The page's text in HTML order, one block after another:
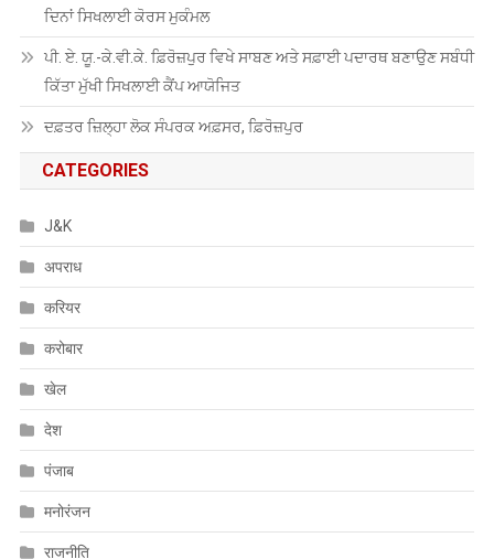
ਦਿਨਾਂ ਸਿਖਲਾਈ ਕੋਰਸ ਮੁਕੰਮਲ
ਪੀ. ਏ. ਯੂ.-ਕੇ.ਵੀ.ਕੇ. ਫ਼ਿਰੋਜ਼ਪੁਰ ਵਿਖੇ ਸਾਬਣ ਅਤੇ ਸਫ਼ਾਈ ਪਦਾਰਥ ਬਣਾਉਣ ਸਬੰਧੀ
ਕਿੱਤਾ ਮੁੱਖੀ ਸਿਖਲਾਈ ਕੈਂਪ ਆਯੋਜਿਤ
ਦਫ਼ਤਰ ਜ਼ਿਲ੍ਹਾ ਲੋਕ ਸੰਪਰਕ ਅਫ਼ਸਰ, ਫ਼ਿਰੋਜ਼ਪੁਰ
CATEGORIES
J&K
अपराध
करियर
करोबार
खेल
देश
पंजाब
मनोरंजन
राजनीति